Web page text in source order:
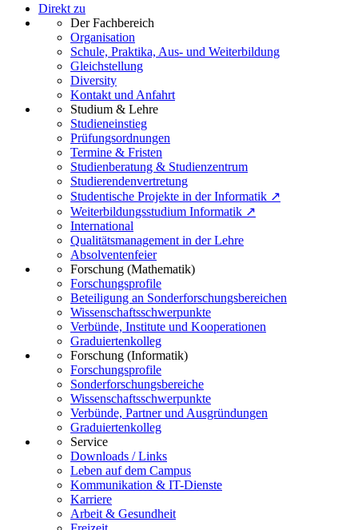
Direkt zu
Der Fachbereich
Organisation
Schule, Praktika, Aus- und Weiterbildung
Gleichstellung
Diversity
Kontakt und Anfahrt
Studium & Lehre
Studieneinstieg
Prüfungsordnungen
Termine & Fristen
Studienberatung & Studienzentrum
Studierendenvertretung
Studentische Projekte in der Informatik ↗
Weiterbildungsstudium Informatik ↗
International
Qualitätsmanagement in der Lehre
Absolventenfeier
Forschung (Mathematik)
Forschungsprofile
Beteiligung an Sonderforschungsbereichen
Wissenschaftsschwerpunkte
Verbünde, Institute und Kooperationen
Graduiertenkolleg
Forschung (Informatik)
Forschungsprofile
Sonderforschungsbereiche
Wissenschaftsschwerpunkte
Verbünde, Partner und Ausgründungen
Graduiertenkolleg
Service
Downloads / Links
Leben auf dem Campus
Kommunikation & IT-Dienste
Karriere
Arbeit & Gesundheit